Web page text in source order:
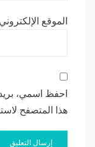
الموقع الإلكتروني
احفظ اسمي،
هذا المتصفح